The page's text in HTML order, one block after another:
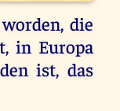
die
in Europa
ist, das